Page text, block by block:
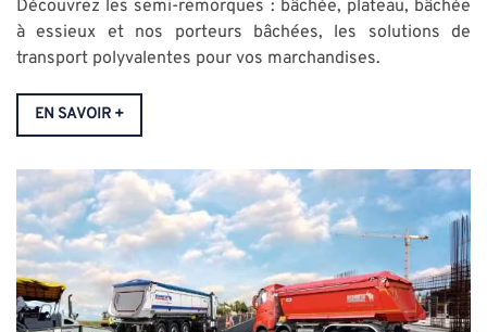
Découvrez les semi-remorques : bâchée, plateau, bâchée
à essieux et nos porteurs bâchées, les solutions de
transport polyvalentes pour vos marchandises.
EN SAVOIR +